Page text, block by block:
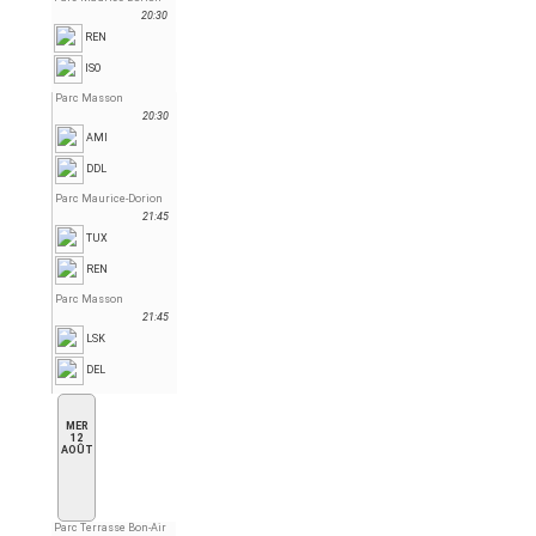
20:30
REN
ISO
Parc Masson
20:30
AMI
DDL
Parc Maurice-Dorion
21:45
TUX
REN
Parc Masson
21:45
LSK
DEL
MER
12
AOÛT
Parc Terrasse Bon-Air